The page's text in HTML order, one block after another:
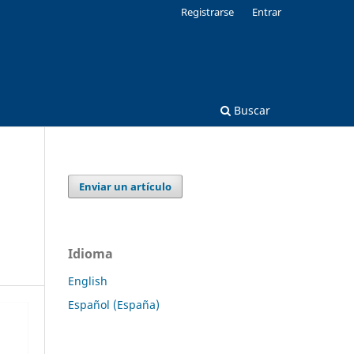
Buscar
Registrarse Entrar
Enviar un artículo
Idioma
English
Español (España)